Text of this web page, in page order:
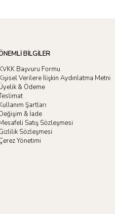
BİLGİLER
Başvuru Formu
Verilere İlişkin Aydınlatma Metni
& Ödeme
Şartları
& İade
Satış Sözleşmesi
Sözleşmesi
Yönetimi